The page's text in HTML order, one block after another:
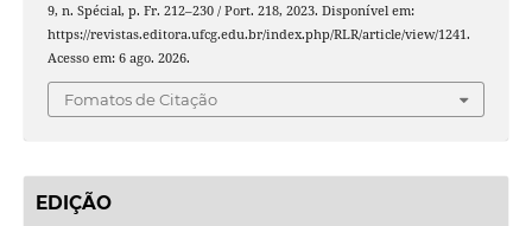
9, n. Spécial, p. Fr. 212–230 / Port. 218, 2023. Disponível em:
https://revistas.editora.ufcg.edu.br/index.php/RLR/article/view/1241.
Acesso em: 6 ago. 2026.
Fomatos de Citação
EDIÇÃO